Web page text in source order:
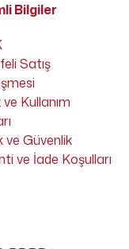
Bilgiler
Satış
Kullanım
ve Güvenlik
ve İade Koşulları